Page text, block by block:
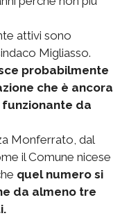
attivi sono
Migliasso.
probabilmente
che è ancora
funzionante da
Monferrato, dal
il Comune nicese
quel numero si
da almeno tre